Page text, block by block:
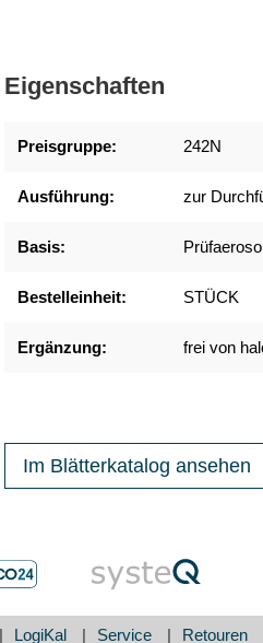
Eigenschaften
Preisgruppe: 242N
Ausführung: zur
Basis:
Bestelleinheit: STÜCK
Ergänzung: frei von
Im Blätterkatalog ansehen
LogiKal Service Retouren